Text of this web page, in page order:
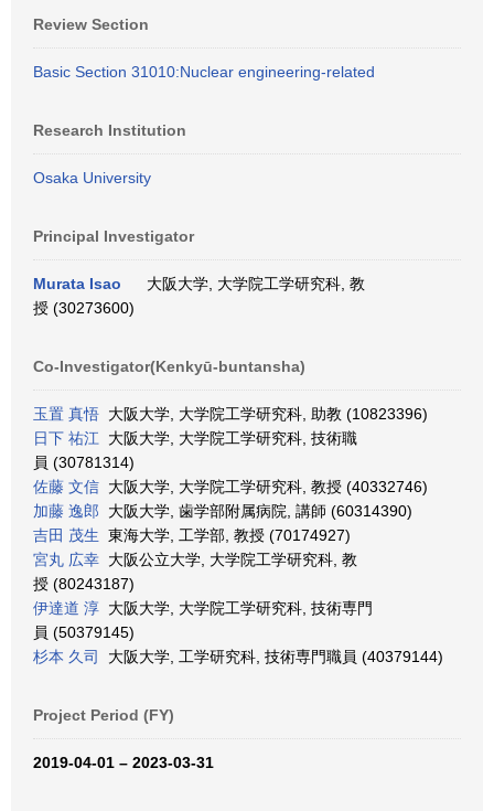
Review Section
Basic Section 31010:Nuclear engineering-related
Research Institution
Osaka University
Principal Investigator
Murata Isao
大阪大学, 大学院工学研究科, 教
授 (30273600)
Co-Investigator(Kenkyū-buntansha)
玉置 真悟 大阪大学, 大学院工学研究科, 助教 (10823396)
日下 祐江 大阪大学, 大学院工学研究科, 技術職
員 (30781314)
佐藤 文信 大阪大学, 大学院工学研究科, 教授 (40332746)
加藤 逸郎 大阪大学, 歯学部附属病院, 講師 (60314390)
吉田 茂生 東海大学, 工学部, 教授 (70174927)
宮丸 広幸 大阪公立大学, 大学院工学研究科, 教
授 (80243187)
伊達道 淳 大阪大学, 大学院工学研究科, 技術専門
員 (50379145)
杉本 久司
大阪大学, 工学研究科, 技術専門職員 (40379144)
Project Period (FY)
2019-04-01 – 2023-03-31